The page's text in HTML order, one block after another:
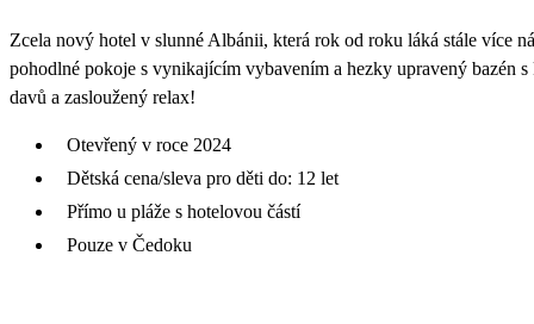
Zcela nový hotel v slunné Albánii, která rok od roku láká stále více
pohodlné pokoje s vynikajícím vybavením a hezky upravený bazén
davů a zasloužený relax!
Otevřený v roce 2024
Dětská cena/sleva pro děti do: 12 let
Přímo u pláže s hotelovou částí
Pouze v Čedoku